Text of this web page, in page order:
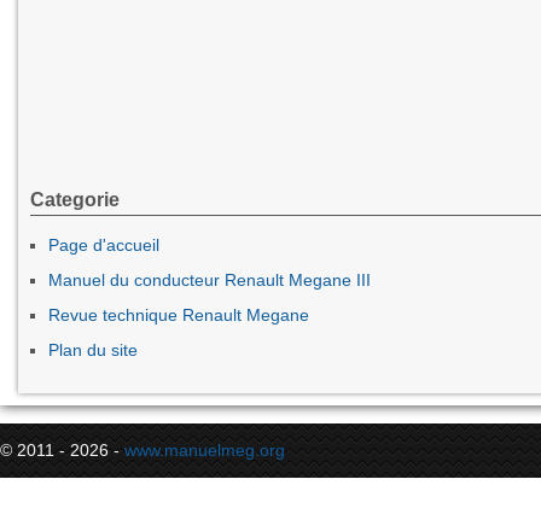
Categorie
Page d'accueil
Manuel du conducteur Renault Megane III
Revue technique Renault Megane
Plan du site
© 2011 - 2026 - www.manuelmeg.org